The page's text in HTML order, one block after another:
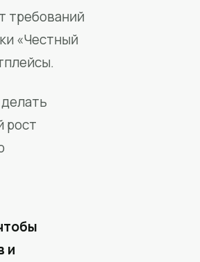
требований
«Честный
рост
и